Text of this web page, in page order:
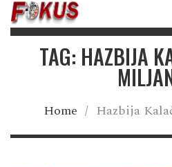
TAG: HAZBIJA
Home / Hazbija